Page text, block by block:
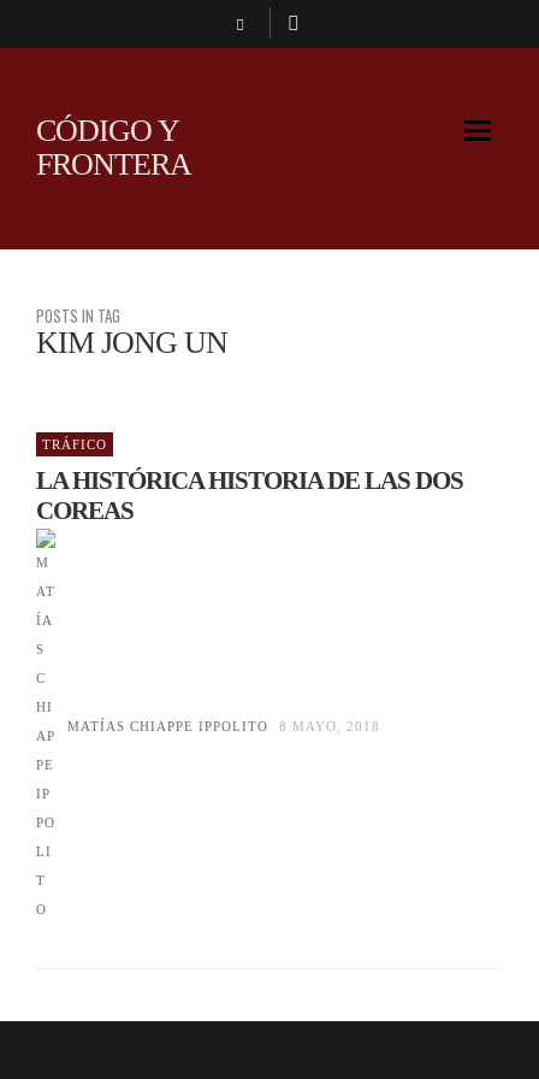
CÓDIGO Y
FRONTERA
POSTS IN TAG
KIM JONG UN
TRÁFICO
LA HISTÓRICA HISTORIA DE LAS DOS
COREAS
MATÍAS CHIAPPE IPPOLITO 8 MAYO, 2018